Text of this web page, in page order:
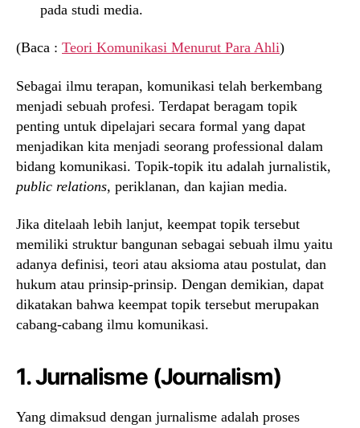
pada studi media.
(Baca : Teori Komunikasi Menurut Para Ahli)
Sebagai ilmu terapan, komunikasi telah berkembang
menjadi sebuah profesi. Terdapat beragam topik
penting untuk dipelajari secara formal yang dapat
menjadikan kita menjadi seorang professional dalam
bidang komunikasi. Topik-topik itu adalah jurnalistik,
public relations, periklanan, dan kajian media.
Jika ditelaah lebih lanjut, keempat topik tersebut
memiliki struktur bangunan sebagai sebuah ilmu yaitu
adanya definisi, teori atau aksioma atau postulat, dan
hukum atau prinsip-prinsip. Dengan demikian, dapat
dikatakan bahwa keempat topik tersebut merupakan
cabang-cabang ilmu komunikasi.
1. Jurnalisme (Journalism)
Yang dimaksud dengan jurnalisme adalah proses